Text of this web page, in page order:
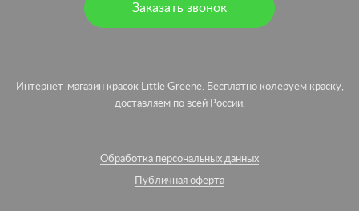
Заказать звонок
Интернет-магазин красок Little Greene. Бесплатно колеруем краску,
доставляем по всей России.
Обработка персональных данных
Публичная оферта